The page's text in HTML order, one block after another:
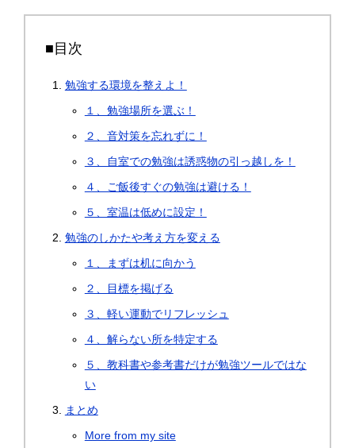
■目次
勉強する環境を整えよ！
１、勉強場所を選ぶ！
２、音対策を忘れずに！
３、自室での勉強は誘惑物の引っ越しを！
４、ご飯後すぐの勉強は避ける！
５、室温は低めに設定！
勉強のしかたや考え方を変える
１、まずは机に向かう
２、目標を掲げる
３、軽い運動でリフレッシュ
４、解らない所を特定する
５、教科書や参考書だけが勉強ツールではな
い
まとめ
More from my site